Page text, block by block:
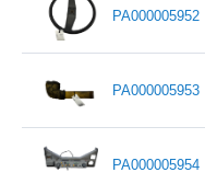
PA000005952
PA000005953
PA000005954